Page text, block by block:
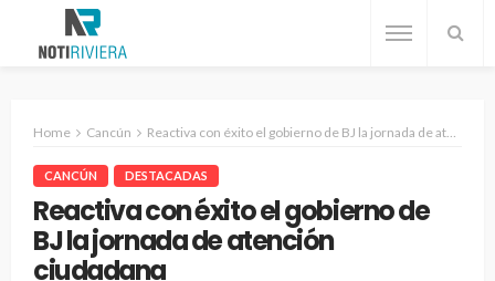
Home Cancún Reactiva con éxito el gobierno de BJ la jornada de atención ciudadana
CANCÚN DESTACADAS
Reactiva con éxito el gobierno de
BJ la jornada de atención
ciudadana